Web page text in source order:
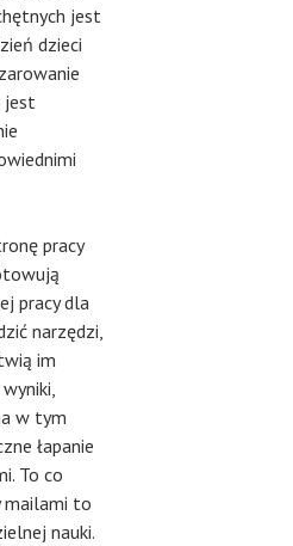
jest
dzieci
jest
pracy
pracy dla
narzędzi,
im
w tym
łapanie
To co
mailami to
nauki.